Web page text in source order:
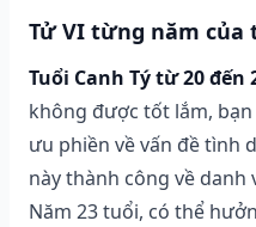
Tử VI từng năm của
Tuổi Canh Tý từ 20 đến
không được tốt lắm,
ưu phiền về vấn đề tình
này thành công về
Năm 23 tuổi, có thể